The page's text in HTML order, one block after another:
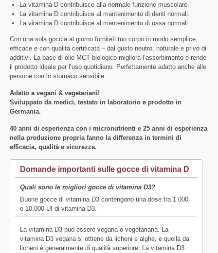
La vitamina D contribuisce alla normale funzione muscolare.
La vitamina D contribuisce al mantenimento di denti normali.
La vitamina D contribuisce al mantenimento di ossa normali.
Con una sola goccia al giorno forniteIl tuo corpo in modo semplice,
efficace e con qualità certificata – dal gusto neutro, naturale e privo di
additivi. La base di olio MCT biologico migliora l’assorbimento e rende
il prodotto ideale per l’uso quotidiano. Perfettamente adatto anche alle
persone con lo stomaco sensibile.
Adatto a vegani & vegetariani!
Sviluppato da medici, testato in laboratorio e prodotto in
Germania.
40 anni di esperienza con i micronutrienti e 25 anni di esperienza
nella produzione propria fanno la differenza in termini di
efficacia, qualità e sicurezza.
Domande importanti sulle gocce di vitamina D
Quali sono le migliori gocce di vitamina D3?
Buone gocce di vitamina D3 contengono una dose tra 1.000
e 10.000 UI di vitamina D3.
La vitamina D3 può essere vegana o vegetariana. La
vitamina D3 vegana si ottiene da licheni e alghe, e quella da
licheni è generalmente di qualità superiore. La vitamina D3